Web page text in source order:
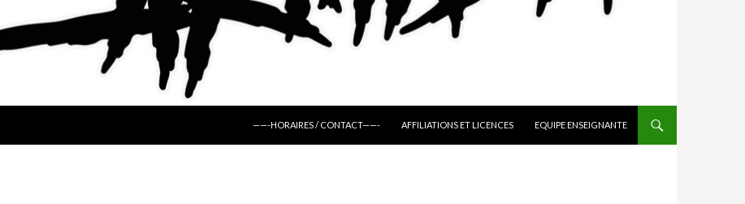
——-HORAIRES / CONTACT——-
AFFILIATIONS ET LICENCES EQUIPE ENSEIGNANTE